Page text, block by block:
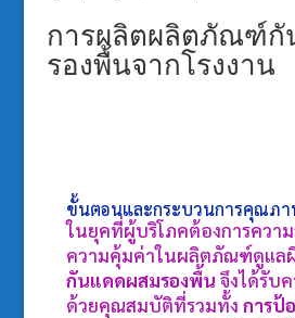
การผลิตผลิตภัณฑ์กั
รองพื้นจากโรงงาน
ขั้นตอนและกระบวนการคุณภ
ในยุคที่ผู้บริโภคต้องการควา
ความคุ้มค่าในผลิตภัณฑ์ดูแล
กันแดดผสมรองพื้น จึงได้รับ
ด้วยคุณสมบัติที่รวมทั้ง การป้